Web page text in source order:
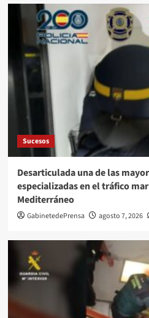
Sucesos
Desarticulada una de las
especializadas en el tráfico
Mediterráneo
GabinetedePrensa agosto 7, 2026